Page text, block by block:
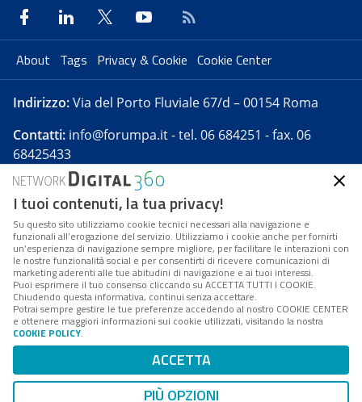
About Tags Privacy & Cookie Cookie Center
Indirizzo:Via del Porto Fluviale 67/d – 00154 Roma
Contatti: info@forumpa.it- tel. 06 684251 - fax. 06
68425433
Forumpa.itè una pubblicazione telematica iscritta
presso Registro della stampa del Tribunale di Roma -
Reg. n. 182 del 2 maggio 2008 - Direttore resp. Michela
Stentella
FPA s.r.l. è società soggetta a Direzione e
Coordinamento da parte di Digital360 S.p.A. - FPA s.r.l.
è un'azienda certificata per il sistema di management
Codice Fiscale/Partita IVA n. 10693191008 - R.E.A. Roma
n. 1249791. ISP AWS
Mappa del sito
I tuoi contenuti, la tua privacy!
Su questo sito utilizziamo cookie tecnici necessari alla navigazione e
funzionali all’erogazione del servizio. Utilizziamo i cookie anche per fornirti
un’esperienza di navigazione sempre migliore, per facilitare le interazioni con
le nostre funzionalità social e per consentirti di ricevere comunicazioni di
marketing aderenti alle tue abitudini di navigazione e ai tuoi interessi.
Puoi esprimere il tuo consenso cliccando su ACCETTA TUTTI I COOKIE.
Chiudendo questa informativa, continui senza accettare.
Potrai sempre gestire le tue preferenze accedendo al nostro COOKIE CENTER
e ottenere maggiori informazioni sui cookie utilizzati, visitando la nostra
COOKIE POLICY.
ACCETTA
PIÙ OPZIONI